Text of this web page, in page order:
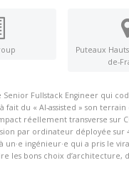
Puteaux
de-
Senior Fullstack Engineer qui
fait du « AI-assisted » son
réellement transverse sur
par ordinateur déployée sur
un·e ingénieur·e qui a pris le
les bons choix d’architecture,